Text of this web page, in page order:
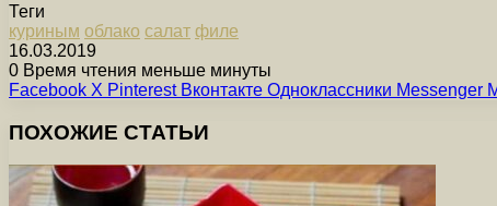
Теги
куриным облако салат филе
16.03.2019
0 Время чтения меньше минуты
Facebook X Pinterest Вконтакте Одноклассники Messenger
ПОХОЖИЕ СТАТЬИ